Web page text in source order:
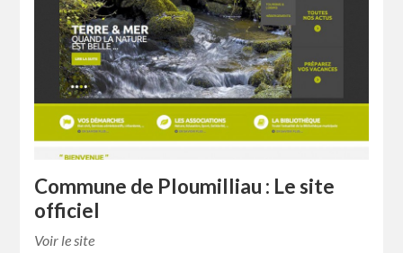
Commune de Ploumilliau : Le site
officiel
Voir le site